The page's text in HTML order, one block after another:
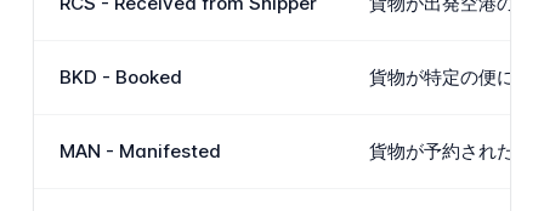
BKD - Booked 貨物が特定の便に配
MAN - Manifested 貨物が予約された出